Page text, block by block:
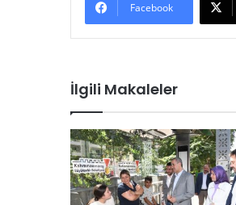
Facebook
İlgili Makaleler